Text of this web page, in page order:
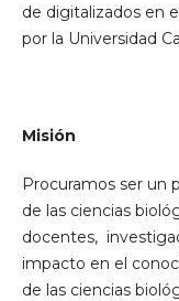
de digitalizados en
por la Universidad
Misión
Procuramos ser un
de las ciencias
docentes,
impacto en el
de las ciencias